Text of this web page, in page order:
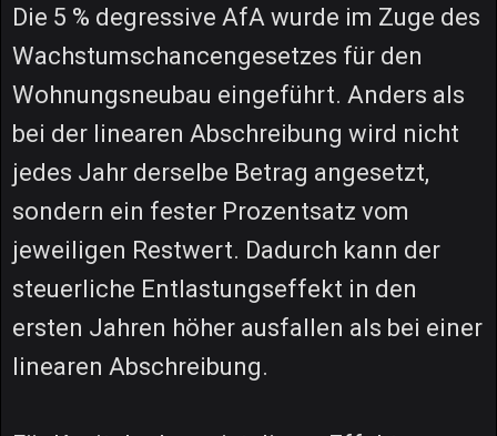
Die 5 % degressive AfA wurde im Zuge des
Wachstumschancengesetzes für den
Wohnungsneubau eingeführt. Anders als
bei der linearen Abschreibung wird nicht
jedes Jahr derselbe Betrag angesetzt,
sondern ein fester Prozentsatz vom
jeweiligen Restwert. Dadurch kann der
steuerliche Entlastungseffekt in den
ersten Jahren höher ausfallen als bei einer
linearen Abschreibung.